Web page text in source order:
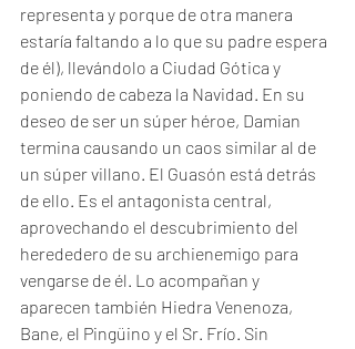
representa y porque de otra manera
estaría faltando a lo que su padre espera
de él), llevándolo a Ciudad Gótica y
poniendo de cabeza la Navidad. En su
deseo de ser un súper héroe, Damian
termina causando un caos similar al de
un súper villano. El Guasón está detrás
de ello. Es el antagonista central,
aprovechando el descubrimiento del
herededero de su archienemigo para
vengarse de él. Lo acompañan y
aparecen también Hiedra Venenoza,
Bane, el Pingüino y el Sr. Frío. Sin